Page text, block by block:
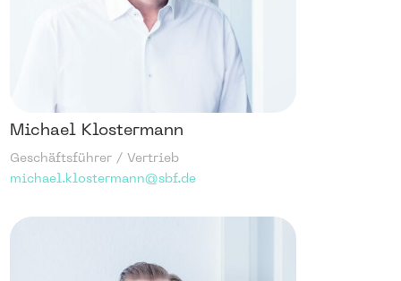
Michael Klostermann
Geschäftsführer / Vertrieb
michael.klostermann@sbf.de